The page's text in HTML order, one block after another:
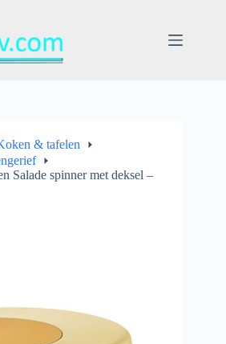
& tafelen
spinner met deksel –